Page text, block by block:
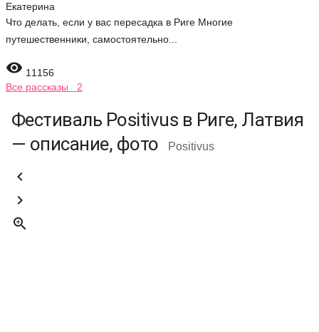
Екатерина
Что делать, если у вас пересадка в Риге Многие
путешественники, самостоятельно...
 11156
Все рассказы 2
Фестиваль Positivus в Риге, Латвия
— описание, фото
Positivus


